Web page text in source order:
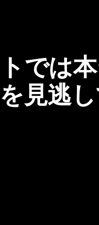
では
見逃